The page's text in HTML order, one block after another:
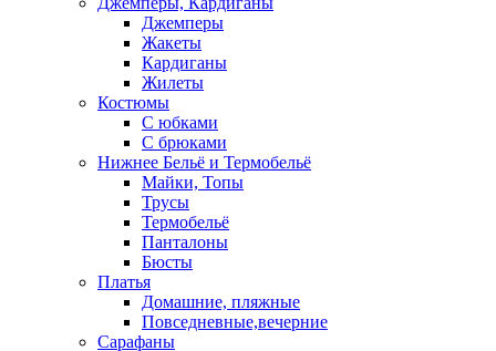
Джемперы
Жакеты
Кардиганы
Жилеты
Костюмы
С юбками
С брюками
Нижнее Бельё и Термобельё
Майки, Топы
Трусы
Термобельё
Панталоны
Бюсты
Платья
Домашние, пляжные
Повседневные,вечерние
Сарафаны